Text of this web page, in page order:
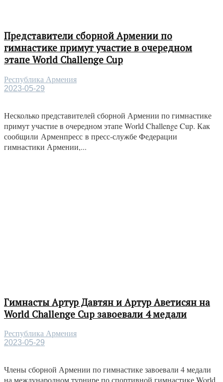
Представители сборной Армении по
гимнастике примут участие в очередном
этапе World Challenge Cup
Республика Армения
2023-05-29
Несколько представителей сборной Армении по гимнастике
примут участие в очередном этапе World Challenge Cup. Как
сообщили Арменпресс в пресс-службе Федерации
гимнастики Армении,...
Гимнасты Артур Давтян и Артур Аветисян на
World Challenge Cup завоевали 4 медали
Республика Армения
2023-05-29
Члены сборной Армении по гимнастике завоевали 4 медали